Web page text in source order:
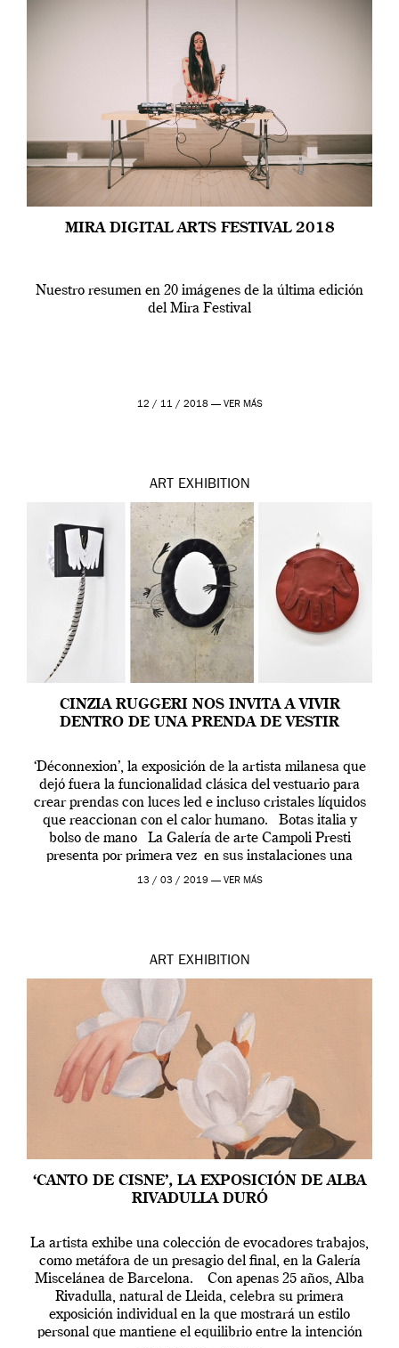
MIRA DIGITAL ARTS FESTIVAL 2018
Nuestro resumen en 20 imágenes de la última edición
del Mira Festival
12 / 11 / 2018 — VER MÁS
ART EXHIBITION
CINZIA RUGGERI NOS INVITA A VIVIR
DENTRO DE UNA PRENDA DE VESTIR
‘Déconnexion’, la exposición de la artista milanesa que
dejó fuera la funcionalidad clásica del vestuario para
crear prendas con luces led e incluso cristales líquidos
que reaccionan con el calor humano. Botas italia y
bolso de mano La Galería de arte Campoli Presti
presenta por primera vez en sus instalaciones una
exposición de […]
13 / 03 / 2019 — VER MÁS
ART EXHIBITION
‘CANTO DE CISNE’, LA EXPOSICIÓN DE ALBA
RIVADULLA DURÓ
La artista exhibe una colección de evocadores trabajos,
como metáfora de un presagio del final, en la Galería
Miscelánea de Barcelona. Con apenas 25 años, Alba
Rivadulla, natural de Lleida, celebra su primera
exposición individual en la que mostrará un estilo
personal que mantiene el equilibrio entre la intención